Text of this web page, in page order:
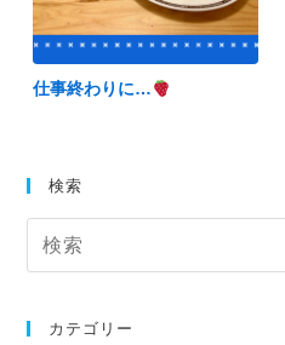
仕事終わりに…
検索
カテゴリー